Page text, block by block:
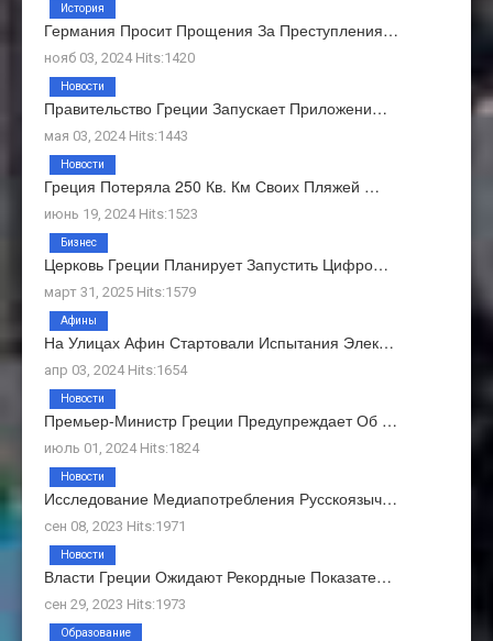
Германия Просит Прощения За Преступления…
нояб 03, 2024 Hits:1420
История
Правительство Греции Запускает Приложени…
мая 03, 2024 Hits:1443
Новости
Греция Потеряла 250 Кв. Км Своих Пляжей …
июнь 19, 2024 Hits:1523
Новости
Церковь Греции Планирует Запустить Цифро…
март 31, 2025 Hits:1579
Бизнес
На Улицах Афин Стартовали Испытания Элек…
апр 03, 2024 Hits:1654
Афины
Премьер-Министр Греции Предупреждает Об …
июль 01, 2024 Hits:1824
Новости
Исследование Медиапотребления Русскоязыч…
сен 08, 2023 Hits:1971
Новости
Власти Греции Ожидают Рекордные Показате…
сен 29, 2023 Hits:1973
Новости
Образование